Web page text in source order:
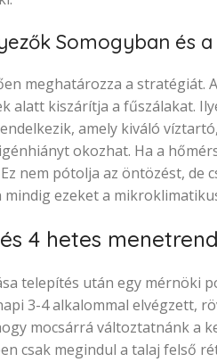
Somogyban és
meghatározza a stratégiát.
alatt kiszárítja a fűszálakat.
amely kiváló
okozhat. Ha a
nem pótolja az öntözést, de
mindig ezeket a
4 hetes
telepítés után egy mérnöki
3-4 alkalommal elvégzett,
mocsárrá változtatnánk a
csak megindul a talaj felső